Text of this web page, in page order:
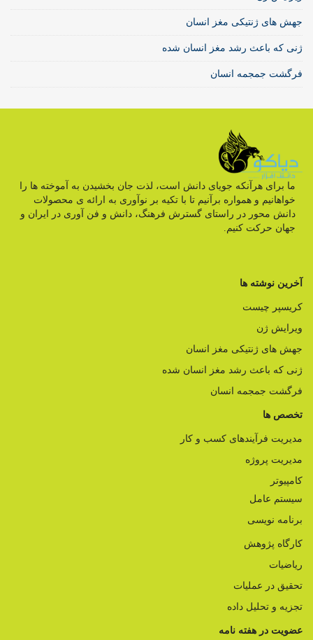
جهش های ژنتیکی مغز انسان
ژنی که باعث رشد مغز انسان شده
فرگشت جمجمه انسان
ما برای هرآنکه جویای دانش است، لذت جان بخشیدن به آموخته ها را
خواهانیم و همواره برآنیم تا با تکیه بر نوآوری به ارائه ی محصولات
دانش محور در راستای گسترش فرهنگ، دانش و فن آوری در ایران و
جهان حرکت کنیم.
آخرین نوشته ها
کریسپر چیست
ویرایش ژن
جهش های ژنتیکی مغز انسان
ژنی که باعث رشد مغز انسان شده
فرگشت جمجمه انسان
تخصص ها
مدیریت فرآیندهای کسب و کار
مدیریت پروژه
کامپیوتر
سیستم عامل
برنامه نویسی
کارگاه پژوهش
ریاضیات
تحقیق در عملیات
تجزیه و تحلیل داده
عضویت در هفته نامه